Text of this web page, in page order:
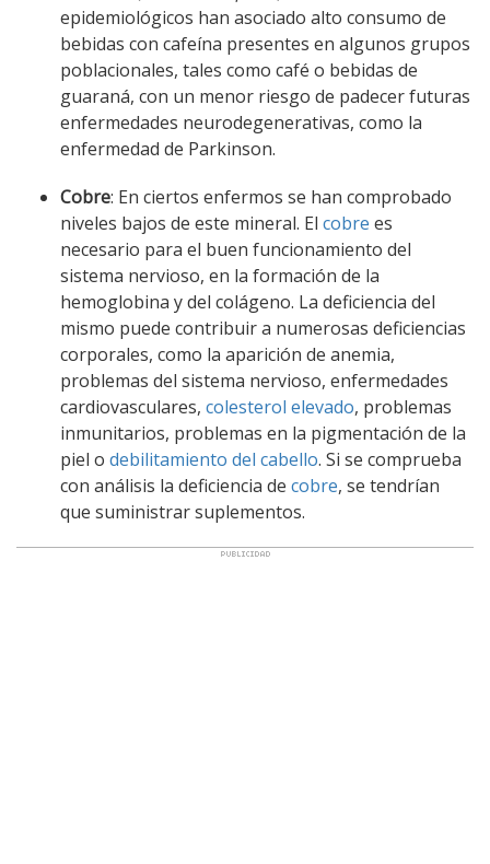
epidemiológicos han asociado alto consumo de
bebidas con cafeína presentes en algunos grupos
poblacionales, tales como café o bebidas de
guaraná, con un menor riesgo de padecer futuras
enfermedades neurodegenerativas, como la
enfermedad de Parkinson.
Cobre: En ciertos enfermos se han comprobado
niveles bajos de este mineral. El cobre es
necesario para el buen funcionamiento del
sistema nervioso, en la formación de la
hemoglobina y del colágeno. La deficiencia del
mismo puede contribuir a numerosas deficiencias
corporales, como la aparición de anemia,
problemas del sistema nervioso, enfermedades
cardiovasculares, colesterol elevado, problemas
inmunitarios, problemas en la pigmentación de la
piel o debilitamiento del cabello. Si se comprueba
con análisis la deficiencia de cobre, se tendrían
que suministrar suplementos.